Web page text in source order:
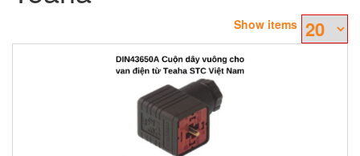
Show items